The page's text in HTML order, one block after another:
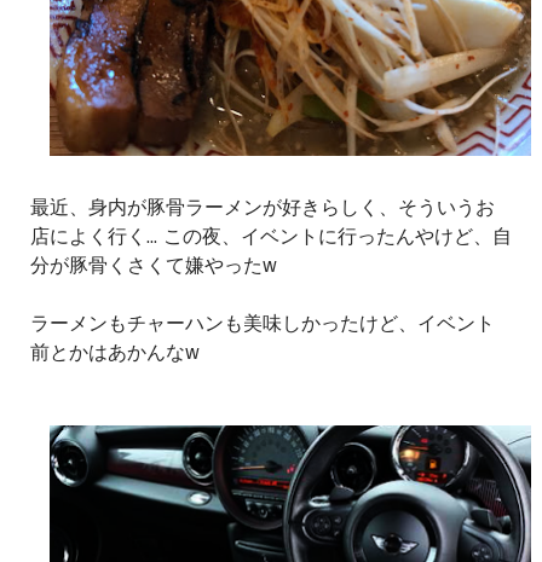
最近、身内が豚骨ラーメンが好きらしく、そういうお
店によく行く... この夜、イベントに行ったんやけど、自
分が豚骨くさくて嫌やったw
ラーメンもチャーハンも美味しかったけど、イベント
前とかはあかんなw